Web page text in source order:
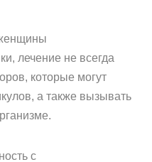
лечение не всегда
которые могут
а также вызывать
с